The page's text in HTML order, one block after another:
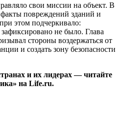
свои миссии на объект. В
факты повреждений зданий и
этом подчеркивало:
не было. Глава
стороны воздержаться от
и создать зону безопасности
и их лидерах — читайте
на Life.ru.